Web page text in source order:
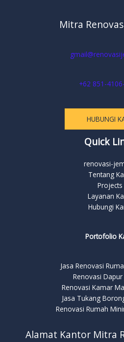
Mitra
+62 851-
HUBUNGI
Quick
renovasi-
Tentang
Projects
Layanan
Hubungi
Portofolio
Jasa Renovasi
Renovasi
Renovasi Kamar
Jasa Tukang
Renovasi Rumah
Alamat Kantor Mitra